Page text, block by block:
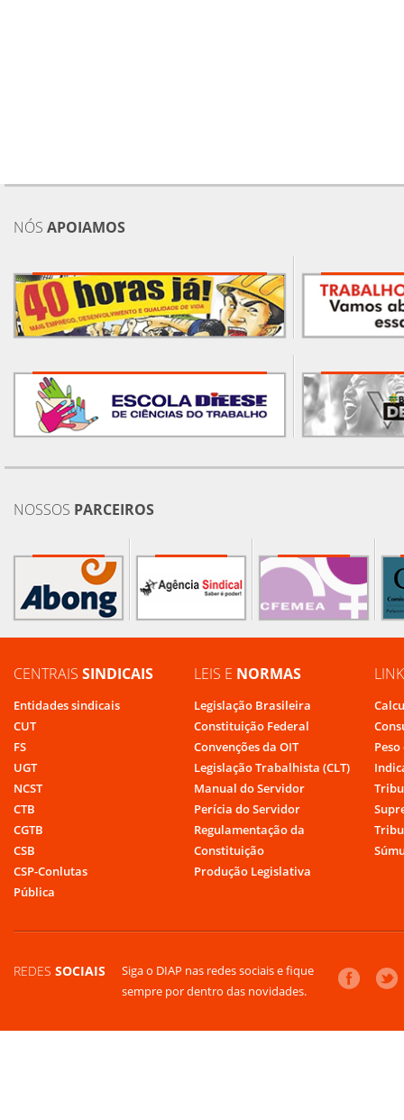
NÓS APOIAMOS
NOSSOS PARCEIROS
CENTRAIS SINDICAIS
Entidades sindicais
CUT
FS
UGT
NCST
CTB
CGTB
CSB
CSP-Conlutas
Pública
LEIS E NORMAS
Legislação Brasileira
Constituição Federal
Convenções da OIT
Legislação Trabalhista (CLT)
Manual do Servidor
Perícia do Servidor
Regulamentação da
Constituição
Produção Legislativa
REDES SOCIAIS
Siga o DIAP nas redes sociais e fique
sempre por dentro das novidades.